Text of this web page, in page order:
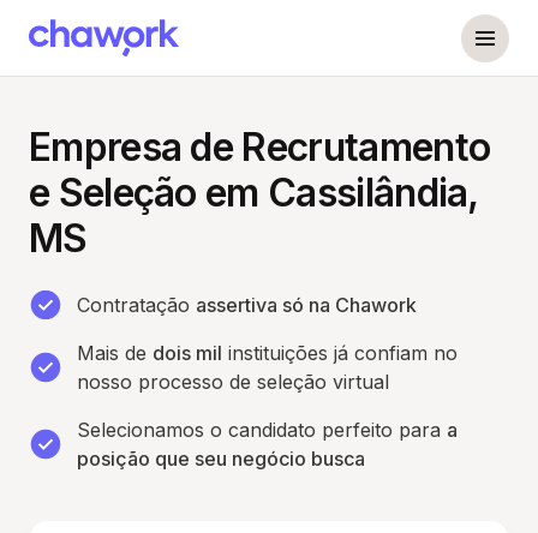
Empresa de Recrutamento
e Seleção em Cassilândia,
MS
Contratação assertiva só na Chawork
Mais de dois mil instituições já confiam no
nosso processo de seleção virtual
Selecionamos o candidato perfeito para a
posição que seu negócio busca